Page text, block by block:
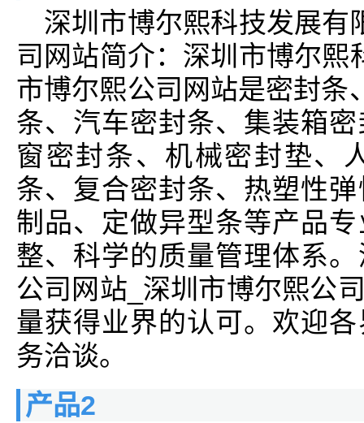
深圳市博尔熙科技发展有
司网站简介：深圳市博尔
市博尔熙公司网站是密封条
条、汽车密封条、集装箱
窗密封条、机械密封垫、
条、复合密封条、热塑性
制品、定做异型条等产品
整、科学的质量管理体系
公司网站_深圳市博尔熙公
量获得业界的认可。欢迎
务洽谈。
产品2